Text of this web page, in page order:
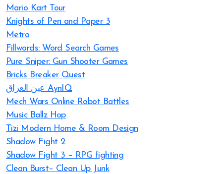
Mario Kart Tour
Knights of Pen and Paper 3
Metro
Fillwords: Word Search Games
Pure Sniper: Gun Shooter Games
Bricks Breaker Quest
عين العراق AynIQ
Mech Wars Online Robot Battles
Music Ballz Hop
Tizi Modern Home & Room Design
Shadow Fight 2
Shadow Fight 3 – RPG fighting
Clean Burst– Clean Up Junk